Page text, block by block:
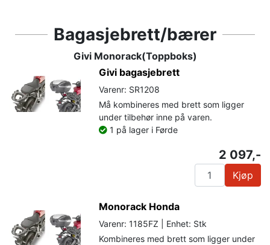
Bagasjebrett/bærer
Givi Monorack(Toppboks)
Givi bagasjebrett
Varenr: SR1208
Må kombineres med brett som ligger
under tilbehør inne på varen.
1 på lager i Førde
2 097,-
Kjøp
Monorack Honda
Varenr: 1185FZ | Enhet: Stk
Kombineres med brett som ligger under